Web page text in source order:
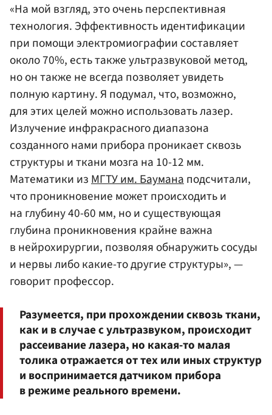
«На мой взгляд, это очень перспективная
технология. Эффективность идентификации
при помощи электромиографии составляет
около 70%, есть также ультразвуковой метод,
но он также не всегда позволяет увидеть
полную картину. Я подумал, что, возможно,
для этих целей можно использовать лазер.
Излучение инфракрасного диапазона
созданного нами прибора проникает сквозь
структуры и ткани мозга на 10-12 мм.
Математики изМГТУ им. Бауманаподсчитали,
что проникновение может происходить и
на глубину 40-60 мм, но и существующая
глубина проникновения крайне важна
в нейрохирургии, позволяя обнаружить сосуды
и нервы либо какие-то другие структуры», —
говорит профессор.
Разумеется, при прохождении сквозь ткани,
как и в случае с ультразвуком, происходит
рассеивание лазера, но какая-то малая
толика отражается от тех или иных структур
и воспринимается датчиком прибора
в режиме реального времени.